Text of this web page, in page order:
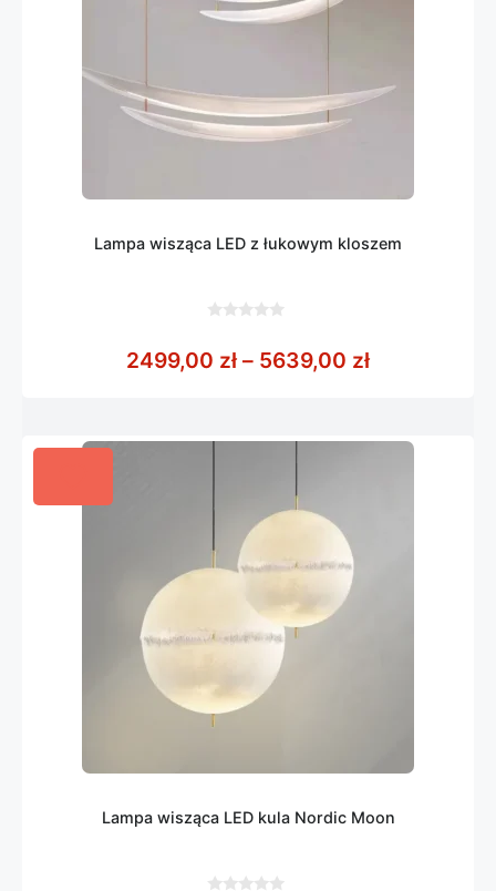
Lampa wisząca LED z łukowym kloszem
5
2499,00 zł – 5639,00 złZakres cen:
Lampa wisząca LED kula Nordic Moon